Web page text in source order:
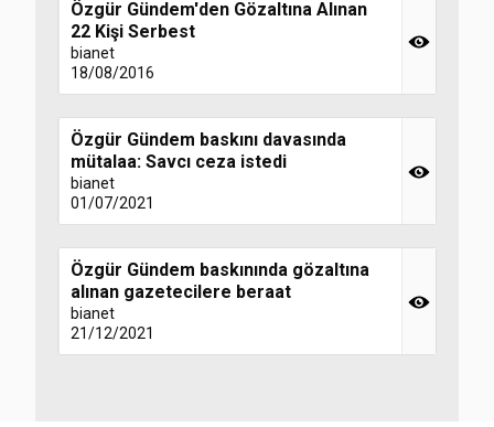
Özgür Gündem'den Gözaltına Alınan
22 Kişi Serbest
bianet
18/08/2016
Özgür Gündem baskını davasında
mütalaa: Savcı ceza istedi
bianet
01/07/2021
Özgür Gündem baskınında gözaltına
alınan gazetecilere beraat
bianet
21/12/2021